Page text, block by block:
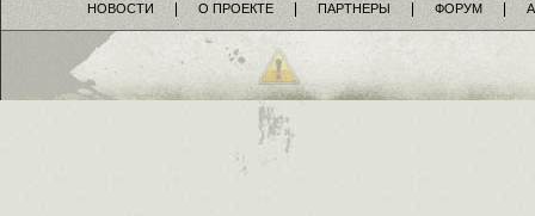
НОВОСТИ О ПРОЕКТЕ ПАРТНЕРЫ ФОРУМ